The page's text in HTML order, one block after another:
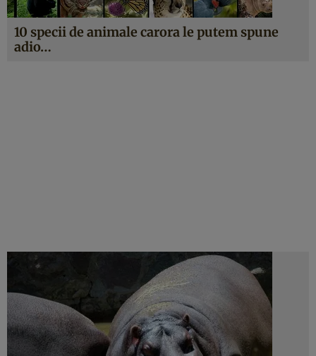
10 specii de animale carora le putem spune
adio…